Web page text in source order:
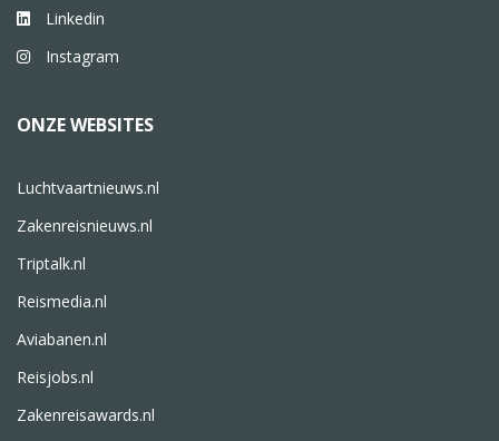
Linkedin
Instagram
ONZE WEBSITES
Luchtvaartnieuws.nl
Zakenreisnieuws.nl
Triptalk.nl
Reismedia.nl
Aviabanen.nl
Reisjobs.nl
Zakenreisawards.nl